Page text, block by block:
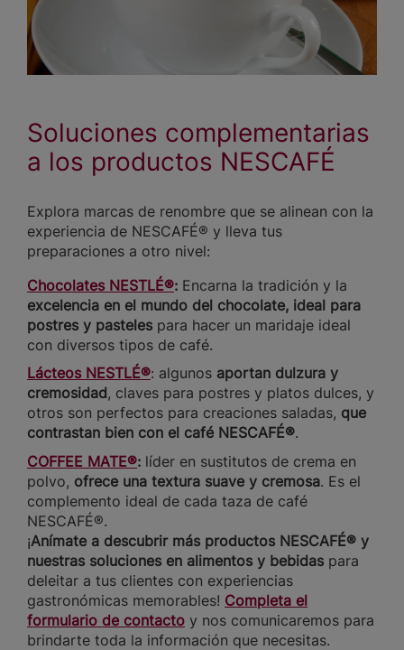
Soluciones complementarias
a los productos NESCAFÉ
Explora marcas de renombre que se alinean con la
experiencia de NESCAFÉ® y lleva tus
preparaciones a otro nivel:
Chocolates NESTLÉ®: Encarna la tradición y la
excelencia en el mundo del chocolate, ideal para
postres y pasteles para hacer un maridaje ideal
con diversos tipos de café.
Lácteos NESTLÉ®: algunos aportan dulzura y
cremosidad, claves para postres y platos dulces, y
otros son perfectos para creaciones saladas, que
contrastan bien con el café NESCAFÉ®.
COFFEE MATE®: líder en sustitutos de crema en
polvo, ofrece una textura suave y cremosa. Es el
complemento ideal de cada taza de café
NESCAFÉ®.
¡Anímate a descubrir más productos NESCAFÉ® y
nuestras soluciones en alimentos y bebidas para
deleitar a tus clientes con experiencias
gastronómicas memorables! Completa el
formulario de contacto y nos comunicaremos para
brindarte toda la información que necesitas.